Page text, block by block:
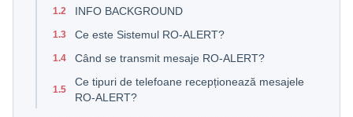
1.2 INFO BACKGROUND
1.3 Ce este Sistemul RO-ALERT?
1.4 Când se transmit mesaje RO-ALERT?
1.5
Ce tipuri de telefoane recepționează mesajele
RO-ALERT?